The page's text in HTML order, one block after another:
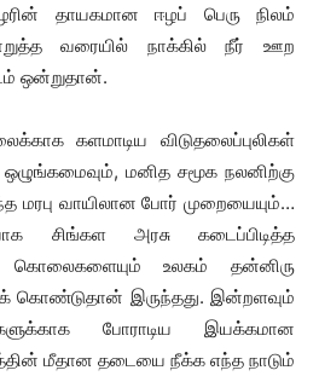
தாயகமான ஈழப் பெரு நிலம்
வரையில் நாக்கில் நீர் ஊற
ஒன்றுதான்.
களமாடிய விடுதலைப்புலிகள்
ஒழுங்கமைவும், மனித சமூக நலனிற்கு
மரபு வாயிலான போர் முறையையும்…
சிங்கள அரசு கடைப்பிடித்த
கொலைகளையும் உலகம் தன்னிரு
கொண்டுதான் இருந்தது. இன்றளவும்
போராடிய இயக்கமான
மீதான தடையை நீக்க எந்த நாடும்